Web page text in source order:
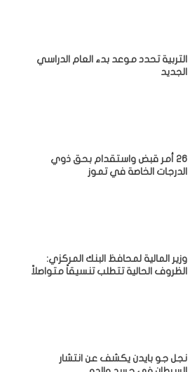
التربية تحدد موعد بدء العام الدراسي
الجديد
26 أمر قبض واستقدام بحق ذوي
الدرجات الخاصة في تموز
وزير المالية لمحافظ البنك المركزي:
الظروف الحالية تتطلب تنسيقاً متواصلاً
نجل جو بايدن يكشف عن انتشار